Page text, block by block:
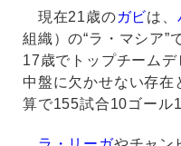
現在21歳のガビは、
組織）の“ラ・マシア”
17歳でトップチーム
中盤に欠かせない存在
算で155試合10ゴール